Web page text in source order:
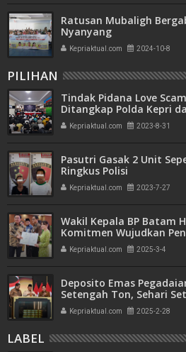
Ratusan Mubaligh
Nyanyang
Kepriaktual.com 2024-10-8
PILIHAN
Tindak Pidana Love
Ditangkap Polda Kepri
Kepriaktual.com 2023-8-31
Pasutri Gasak 2 Unit
Ringkus Polisi
Kepriaktual.com 2023-7-27
Wakil Kepala BP Batam
Komitmen Wujudkan
Transparan dan
Kepriaktual.com 2025-3-4
Deposito Emas
Setengah Ton, Sehari
Bank Emas
Kepriaktual.com 2025-2-28
LABEL